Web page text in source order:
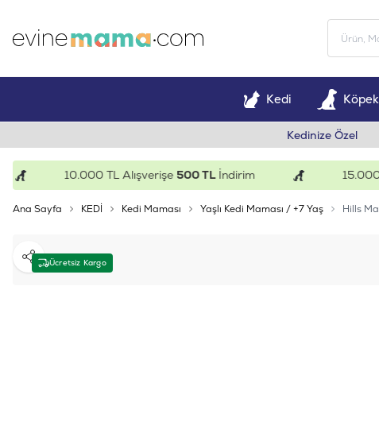
Kedi Köpek
Kedinize Özel
10.000 TL Alışverişe500 TLİndirim 15.000
Ana Sayfa KEDİ Kedi Maması Yaşlı Kedi Maması / +7 Yaş Hills
Ücretsiz Kargo
Paylaş